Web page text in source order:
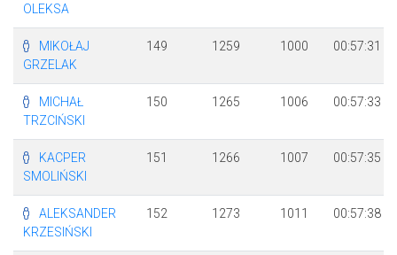
OLEKSA
MIKOŁAJ
GRZELAK
149 1259 1000 00:57:31
MICHAŁ
TRZCIŃSKI
150 1265 1006 00:57:33
KACPER
SMOLIŃSKI
151 1266 1007 00:57:35
ALEKSANDER
KRZESIŃSKI
152 1273 1011 00:57:38